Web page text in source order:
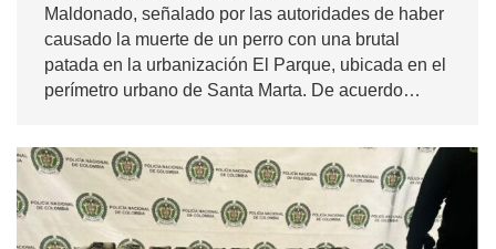
Maldonado, señalado por las autoridades de haber
causado la muerte de un perro con una brutal
patada en la urbanización El Parque, ubicada en el
perímetro urbano de Santa Marta. De acuerdo…